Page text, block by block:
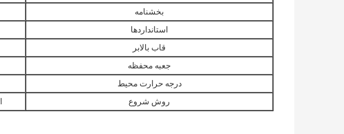
بخشنامه
استانداردها
قاب بالابر
جعبه محفظه
درجه حرارت محیط
روش شروع